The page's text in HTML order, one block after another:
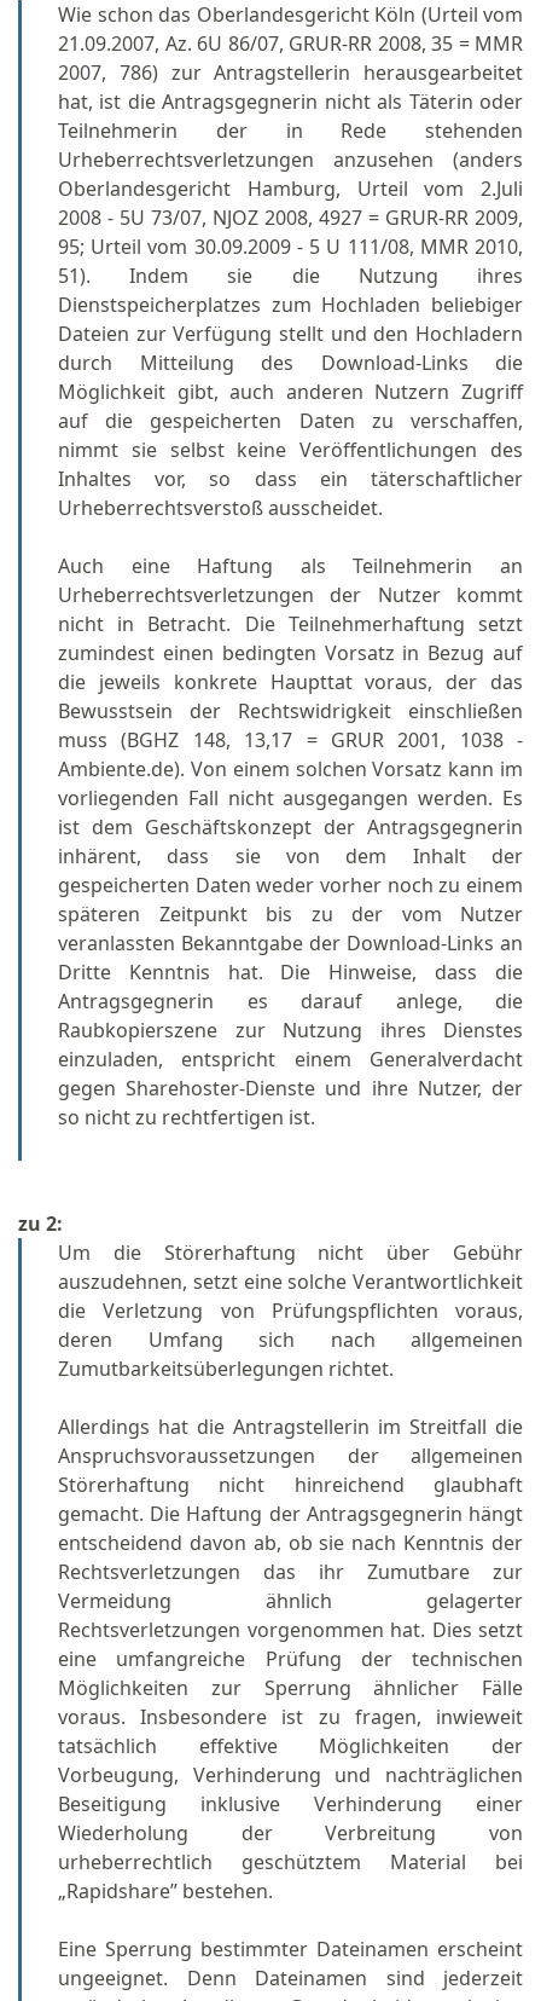
Wie schon das Oberlandesgericht Köln (Urteil vom
21.09.2007, Az. 6U 86/07, GRUR-RR 2008, 35 = MMR
2007, 786) zur Antragstellerin herausgearbeitet
hat, ist die Antragsgegnerin nicht als Täterin oder
Teilnehmerin der in Rede stehenden
Urheberrechtsverletzungen anzusehen (anders
Oberlandesgericht Hamburg, Urteil vom 2.Juli
2008 - 5U 73/07, NJOZ 2008, 4927 = GRUR-RR 2009,
95; Urteil vom 30.09.2009 - 5 U 111/08, MMR 2010,
51). Indem sie die Nutzung ihres
Dienstspeicherplatzes zum Hochladen beliebiger
Dateien zur Verfügung stellt und den Hochladern
durch Mitteilung des Download-Links die
Möglichkeit gibt, auch anderen Nutzern Zugriff
auf die gespeicherten Daten zu verschaffen,
nimmt sie selbst keine Veröffentlichungen des
Inhaltes vor, so dass ein täterschaftlicher
Urheberrechtsverstoß ausscheidet.
Auch eine Haftung als Teilnehmerin an
Urheberrechtsverletzungen der Nutzer kommt
nicht in Betracht. Die Teilnehmerhaftung setzt
zumindest einen bedingten Vorsatz in Bezug auf
die jeweils konkrete Haupttat voraus, der das
Bewusstsein der Rechtswidrigkeit einschließen
muss (BGHZ 148, 13,17 = GRUR 2001, 1038 -
Ambiente.de). Von einem solchen Vorsatz kann im
vorliegenden Fall nicht ausgegangen werden. Es
ist dem Geschäftskonzept der Antragsgegnerin
inhärent, dass sie von dem Inhalt der
gespeicherten Daten weder vorher noch zu einem
späteren Zeitpunkt bis zu der vom Nutzer
veranlassten Bekanntgabe der Download-Links an
Dritte Kenntnis hat. Die Hinweise, dass die
Antragsgegnerin es darauf anlege, die
Raubkopierszene zur Nutzung ihres Dienstes
einzuladen, entspricht einem Generalverdacht
gegen Sharehoster-Dienste und ihre Nutzer, der
so nicht zu rechtfertigen ist.
zu 2:
Um die Störerhaftung nicht über Gebühr
auszudehnen, setzt eine solche Verantwortlichkeit
die Verletzung von Prüfungspflichten voraus,
deren Umfang sich nach allgemeinen
Zumutbarkeitsüberlegungen richtet.
Allerdings hat die Antragstellerin im Streitfall die
Anspruchsvoraussetzungen der allgemeinen
Störerhaftung nicht hinreichend glaubhaft
gemacht. Die Haftung der Antragsgegnerin hängt
entscheidend davon ab, ob sie nach Kenntnis der
Rechtsverletzungen das ihr Zumutbare zur
Vermeidung ähnlich gelagerter
Rechtsverletzungen vorgenommen hat. Dies setzt
eine umfangreiche Prüfung der technischen
Möglichkeiten zur Sperrung ähnlicher Fälle
voraus. Insbesondere ist zu fragen, inwieweit
tatsächlich effektive Möglichkeiten der
Vorbeugung, Verhinderung und nachträglichen
Beseitigung inklusive Verhinderung einer
Wiederholung der Verbreitung von
urheberrechtlich geschütztem Material bei
„Rapidshare” bestehen.
Eine Sperrung bestimmter Dateinamen erscheint
ungeeignet. Denn Dateinamen sind jederzeit